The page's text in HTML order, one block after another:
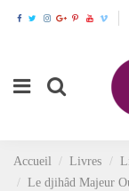
Accueil Livres
Le djihâd Majeur